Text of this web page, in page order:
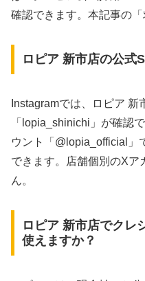
確認できます。本記事の
ロピア 新市店の公式
Instagramでは、ロピア 新
「lopia_shinichi」が確認
ウント「@lopia_official」
できます。店舗個別のXア
ん。
ロピア 新市店でクレ
使えますか？